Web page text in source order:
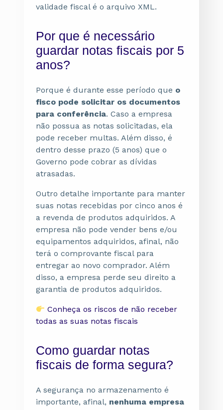
validade fiscal é o arquivo XML.
Por que é necessário
guardar notas fiscais por 5
anos?
Porque é durante esse período que o
fisco pode solicitar os documentos
para conferência. Caso a empresa
não possua as notas solicitadas, ela
pode receber multas. Além disso, é
dentro desse prazo (5 anos) que o
Governo pode cobrar as dívidas
atrasadas.
Outro detalhe importante para manter
suas notas recebidas por cinco anos é
a revenda de produtos adquiridos. A
empresa não pode vender bens e/ou
equipamentos adquiridos, afinal, não
terá o comprovante fiscal para
entregar ao novo comprador. Além
disso, a empresa perde seu direito a
garantia de produtos adquiridos.
Conheça os riscos de não receber
todas as suas notas fiscais
Como guardar notas
fiscais de forma segura?
A segurança no armazenamento é
importante, afinal, nenhuma empresa